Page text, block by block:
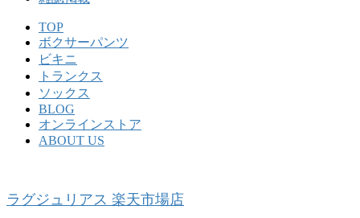
TOP
ボクサーパンツ
ビキニ
トランクス
ソックス
BLOG
オンラインストア
ABOUT US
ラグジュリアス 楽天市場店